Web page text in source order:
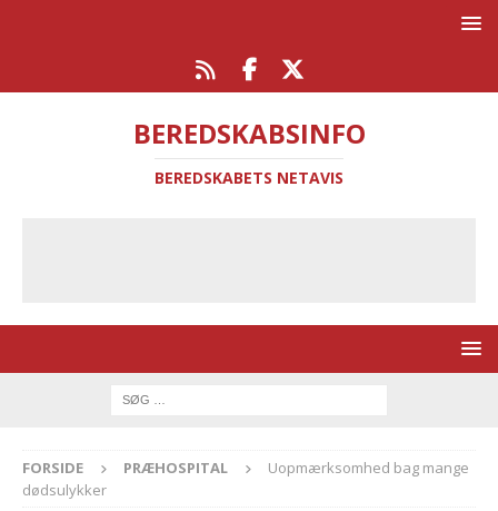
BEREDSKABSINFO
BEREDSKABETS NETAVIS
FORSIDE PRÆHOSPITAL
Uopmærksomhed bag mange
dødsulykker